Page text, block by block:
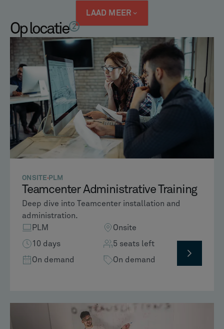
LAAD MEER
Op locatie 2
ONSITE PLM
Teamcenter Administrative Training
Deep dive into Teamcenter installation and
administration.
PLM
Onsite
10 days
5 seats left
On demand
On demand